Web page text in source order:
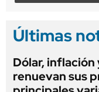
Últimas
Dólar, inflación
renuevan sus